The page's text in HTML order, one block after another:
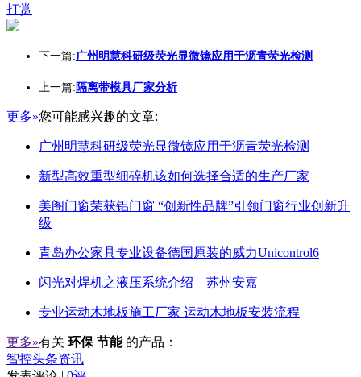
打赏
下一篇:广州明慧科研级荧光显微镜应用于沥青荧光检测
上一篇: 隔离带模具厂家分析
更多»您可能感兴趣的文章:
广州明慧科研级荧光显微镜应用于沥青荧光检测
新型高效重型细碎机该如何选择合适的生产厂家
美阁门窗荣获铝门窗 “创新性品牌”引领门窗行业创新升
级
青岛办公家具专业设备德国原装的威力Unicontrol6
闪光对焊机之液压系统介绍—苏州安嘉
专业运动木地板施工厂家 运动木地板安装流程
更多»有关 环保 节能 的产品：
智控头条资讯